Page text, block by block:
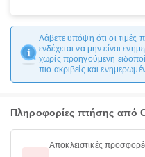
Λάβετε υπόψη ότι οι τιμές
ενδέχεται να μην είναι
χωρίς προηγούμενη
πιο ακριβείς και
Πληροφορίες πτήσης από
Αποκλειστικές